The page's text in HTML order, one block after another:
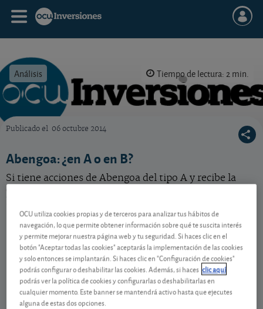
Análisis Tiempo de lectura: 2 min.
Publicado el 06 octubre 2014
Abengoa: ¿en A o en B?
Si tiene acciones de Abengoa del tipo A y recibe la
Contenido reservado a SOCIOS
Gestiona tu dinero con visión
experta
OCU utiliza cookies propias y de terceros para analizar tus hábitos de
navegación, lo que permite obtener información sobre qué te suscita interés
y permite mejorar nuestra página web y tu seguridad. Si haces clic en el
botón "Aceptar todas las cookies" aceptarás la implementación de las cookies
y solo entonces se implantarán. Si haces clic en "Configuración de cookies"
podrás configurar o deshabilitar las cookies. Además, si haces clic aquí
podrás ver la política de cookies y configurarlas o deshabilitarlas en
cualquier momento. Este banner se mantendrá activo hasta que ejecutes
alguna de estas dos opciones.